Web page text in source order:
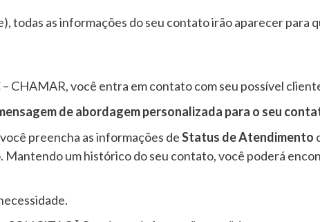
todas as informações do seu contato irão aparecer para
CHAMAR, você entra em contato com seu possível
de abordagem personalizada para o seu
preencha as informações deStatus de Atendimento
um histórico do seu contato, você poderá